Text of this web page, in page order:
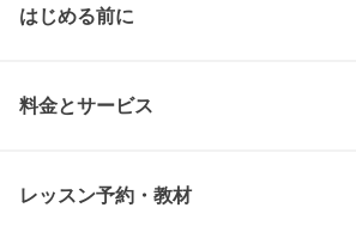
はじめる前に
料金とサービス
レッスン予約・教材